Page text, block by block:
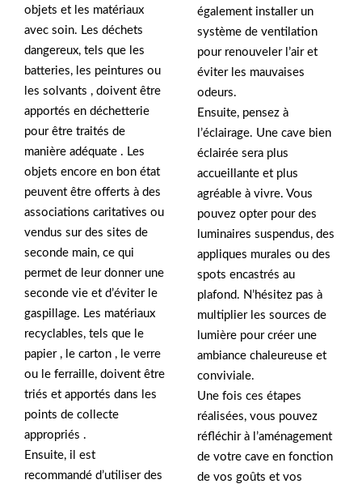
objets et les matériaux
avec soin. Les déchets
dangereux, tels que les
batteries, les peintures ou
les solvants , doivent être
apportés en déchetterie
pour être traités de
manière adéquate . Les
objets encore en bon état
peuvent être offerts à des
associations caritatives ou
vendus sur des sites de
seconde main, ce qui
permet de leur donner une
seconde vie et d’éviter le
gaspillage. Les matériaux
recyclables, tels que le
papier , le carton , le verre
ou le ferraille, doivent être
triés et apportés dans les
points de collecte
appropriés .
Ensuite, il est
recommandé d’utiliser des
également installer un
système de ventilation
pour renouveler l’air et
éviter les mauvaises
odeurs.
Ensuite, pensez à
l’éclairage. Une cave bien
éclairée sera plus
accueillante et plus
agréable à vivre. Vous
pouvez opter pour des
luminaires suspendus, des
appliques murales ou des
spots encastrés au
plafond. N’hésitez pas à
multiplier les sources de
lumière pour créer une
ambiance chaleureuse et
conviviale.
Une fois ces étapes
réalisées, vous pouvez
réfléchir à l’aménagement
de votre cave en fonction
de vos goûts et vos